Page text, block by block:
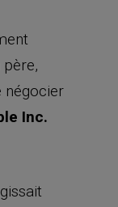
négocier
Inc.